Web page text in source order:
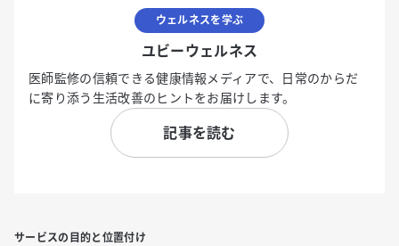
ウェルネスを学ぶ
ユビーウェルネス
医師監修の信頼できる健康情報メディアで、日常のからだ
に寄り添う生活改善のヒントをお届けします。
記事を読む
サービスの目的と位置付け